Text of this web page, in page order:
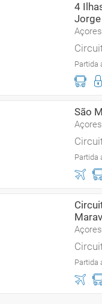
4
Jorge
Partida
São
Partida
Partida